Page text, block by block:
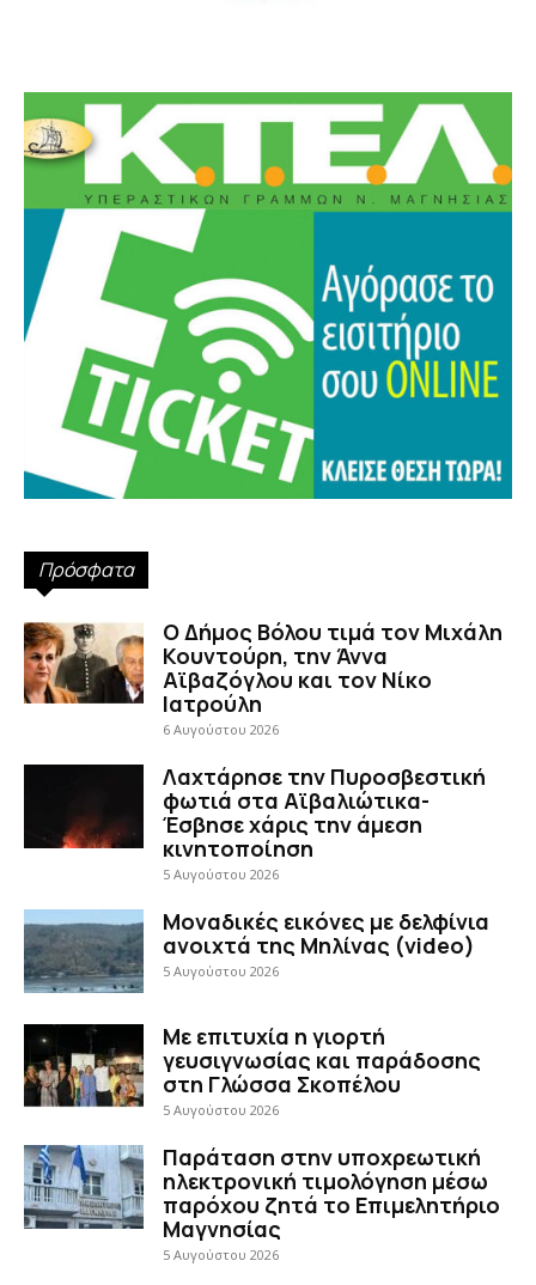
Πρόσφατα
Ο Δήμος Βόλου τιμά τον Μιχάλη
Κουντούρη, την Άννα
Αϊβαζόγλου και τον Νίκο
Ιατρούλη
6 Αυγούστου 2026
Λαχτάρησε την Πυροσβεστική
φωτιά στα Αϊβαλιώτικα-
Έσβησε χάρις την άμεση
κινητοποίηση
5 Αυγούστου 2026
Μοναδικές εικόνες με δελφίνια
ανοιχτά της Μηλίνας (video)
5 Αυγούστου 2026
Με επιτυχία η γιορτή
γευσιγνωσίας και παράδοσης
στη Γλώσσα Σκοπέλου
5 Αυγούστου 2026
Παράταση στην υποχρεωτική
ηλεκτρονική τιμολόγηση μέσω
παρόχου ζητά το Επιμελητήριο
Μαγνησίας
5 Αυγούστου 2026